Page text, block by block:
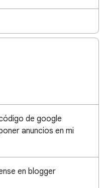
de google
anuncios en mi
en blogger